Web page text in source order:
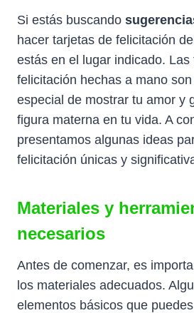
Si estás buscando
hacer tarjetas de felicitación
estás en el lugar indicado. Las
felicitación hechas a mano
especial de mostrar tu amor y
figura materna en tu vida. A
presentamos algunas ideas
felicitación únicas y
Materiales y
necesarios
Antes de comenzar, es
los materiales adecuados.
elementos básicos que